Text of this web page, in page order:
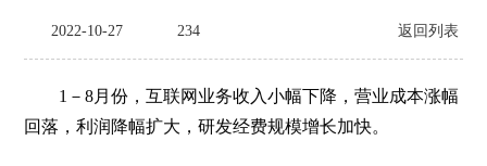
2022-10-27 234 返回列表
1－8月份，互联网业务收入小幅下降，营业成本涨幅
回落，利润降幅扩大，研发经费规模增长加快。